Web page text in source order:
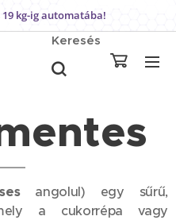
19 kg-ig automatába!
Keresés
angolul) egy sűrű,
a cukorrépa vagy